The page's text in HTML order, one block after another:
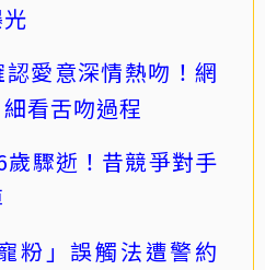
愛意深情熱吻！網
看舌吻過程
驟逝！昔競爭對手
粉」誤觸法遭警約